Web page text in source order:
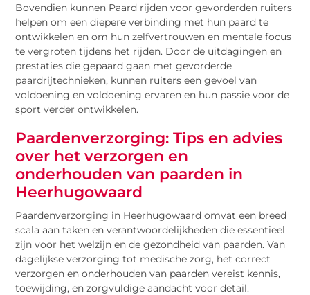
Bovendien kunnen Paard rijden voor gevorderden ruiters
helpen om een diepere verbinding met hun paard te
ontwikkelen en om hun zelfvertrouwen en mentale focus
te vergroten tijdens het rijden. Door de uitdagingen en
prestaties die gepaard gaan met gevorderde
paardrijtechnieken, kunnen ruiters een gevoel van
voldoening en voldoening ervaren en hun passie voor de
sport verder ontwikkelen.
Paardenverzorging: Tips en advies
over het verzorgen en
onderhouden van paarden in
Heerhugowaard
Paardenverzorging in Heerhugowaard omvat een breed
scala aan taken en verantwoordelijkheden die essentieel
zijn voor het welzijn en de gezondheid van paarden. Van
dagelijkse verzorging tot medische zorg, het correct
verzorgen en onderhouden van paarden vereist kennis,
toewijding, en zorgvuldige aandacht voor detail.